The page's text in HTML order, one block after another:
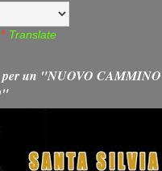
Translate
per un "NUOVO CAMMINO